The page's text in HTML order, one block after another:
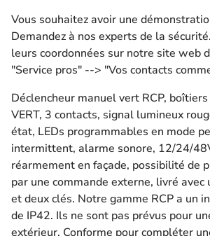
Vous souhaitez avoir une
Demandez à nos experts de la
leurs coordonnées sur notre site web
"Service pros" --> "Vos contacts
Déclencheur manuel vert RCP,
VERT, 3 contacts, signal lumineux
état, LEDs programmables en mode
intermittent, alarme sonore, 12/24/
réarmement en façade, possibilité de
par une commande externe, livré avec
et deux clés. Notre gamme RCP a un
de IP42. Ils ne sont pas prévus pour
extérieur. Conforme pour compléter